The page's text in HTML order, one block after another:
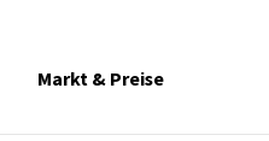
Markt & Preise